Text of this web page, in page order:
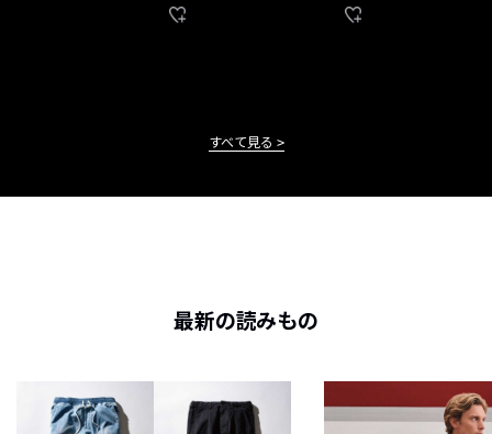
すべて見る
最新の読みもの